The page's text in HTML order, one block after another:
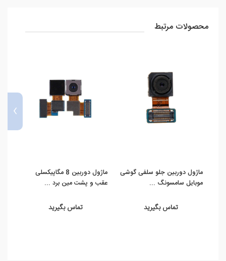
محصولات مرتبط
ماژول دوربین جلو سلفی گوشی
موبایل سامسونگ ...
تماس بگیرید
ماژول دوربین 8 مگاپیکسلی
عقب و پشت مین برد ...
تماس بگیرید
›